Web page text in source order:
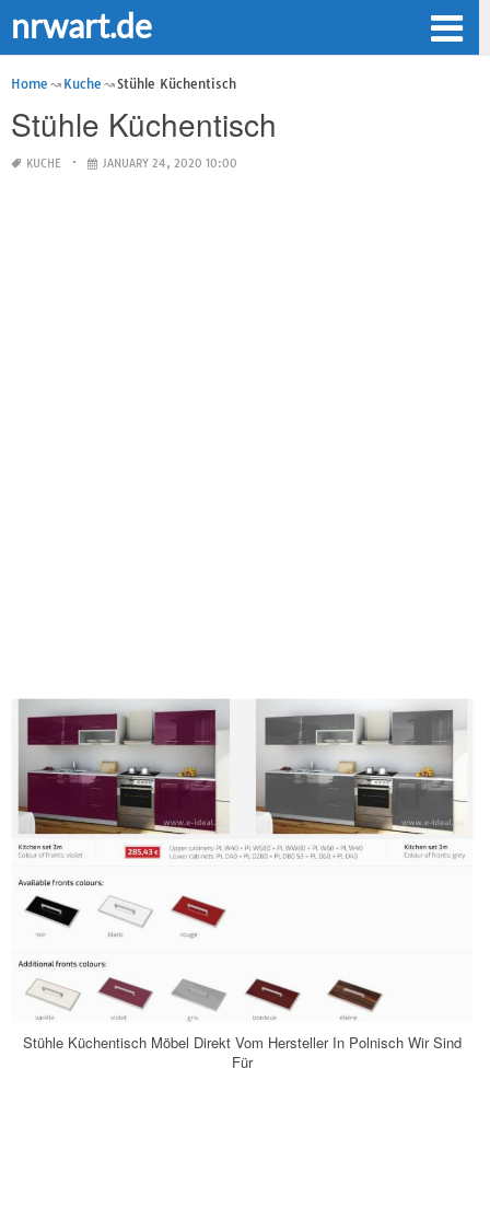
nrwart.de
Home Kuche Stühle Küchentisch
Stühle Küchentisch
KUCHE JANUARY 24, 2020 10:00
Stühle Küchentisch Möbel Direkt Vom Hersteller In Polnisch Wir Sind
Für